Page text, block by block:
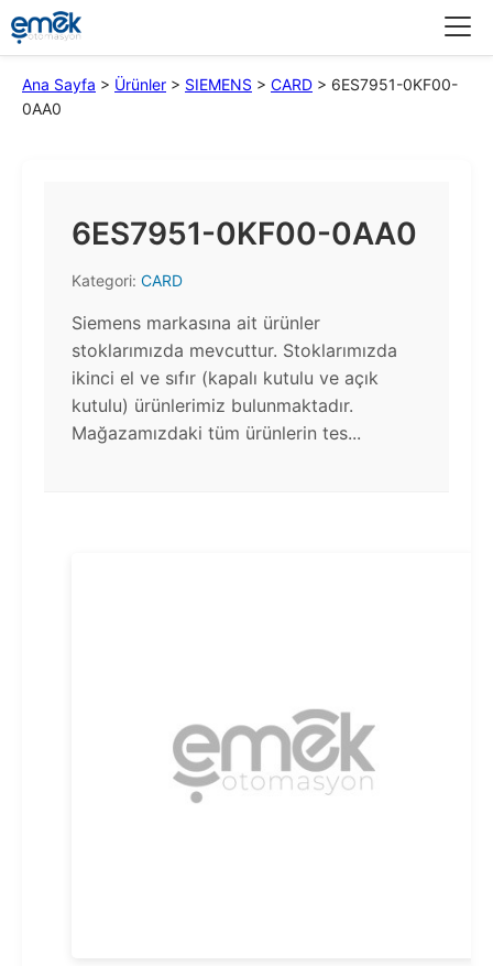
Ana Sayfa > Ürünler > SIEMENS > CARD > 6ES7951-0KF00-
0AA0
6ES7951-0KF00-0AA0
Kategori: CARD
Siemens markasına ait ürünler
stoklarımızda mevcuttur. Stoklarımızda
ikinci el ve sıfır (kapalı kutulu ve açık
kutulu) ürünlerimiz bulunmaktadır.​
Mağazamızdaki tüm ürünlerin tes...